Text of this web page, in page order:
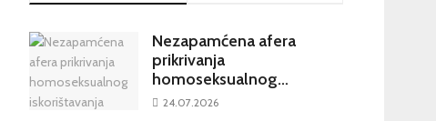
Nezapamćena afera
prikrivanja
homoseksualnog
iskorištavanja maloljetnika
24.07.2026